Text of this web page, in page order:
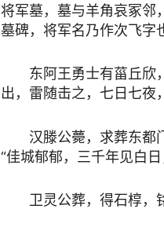
将军墓，墓与羊角哀冢邻
墓碑，将军名乃作次飞字
东阿王勇士有菑丘欣
出，雷随击之，七日七夜
汉滕公薨，求葬东都
“佳城郁郁，三千年见白
卫灵公葬，得石椁，